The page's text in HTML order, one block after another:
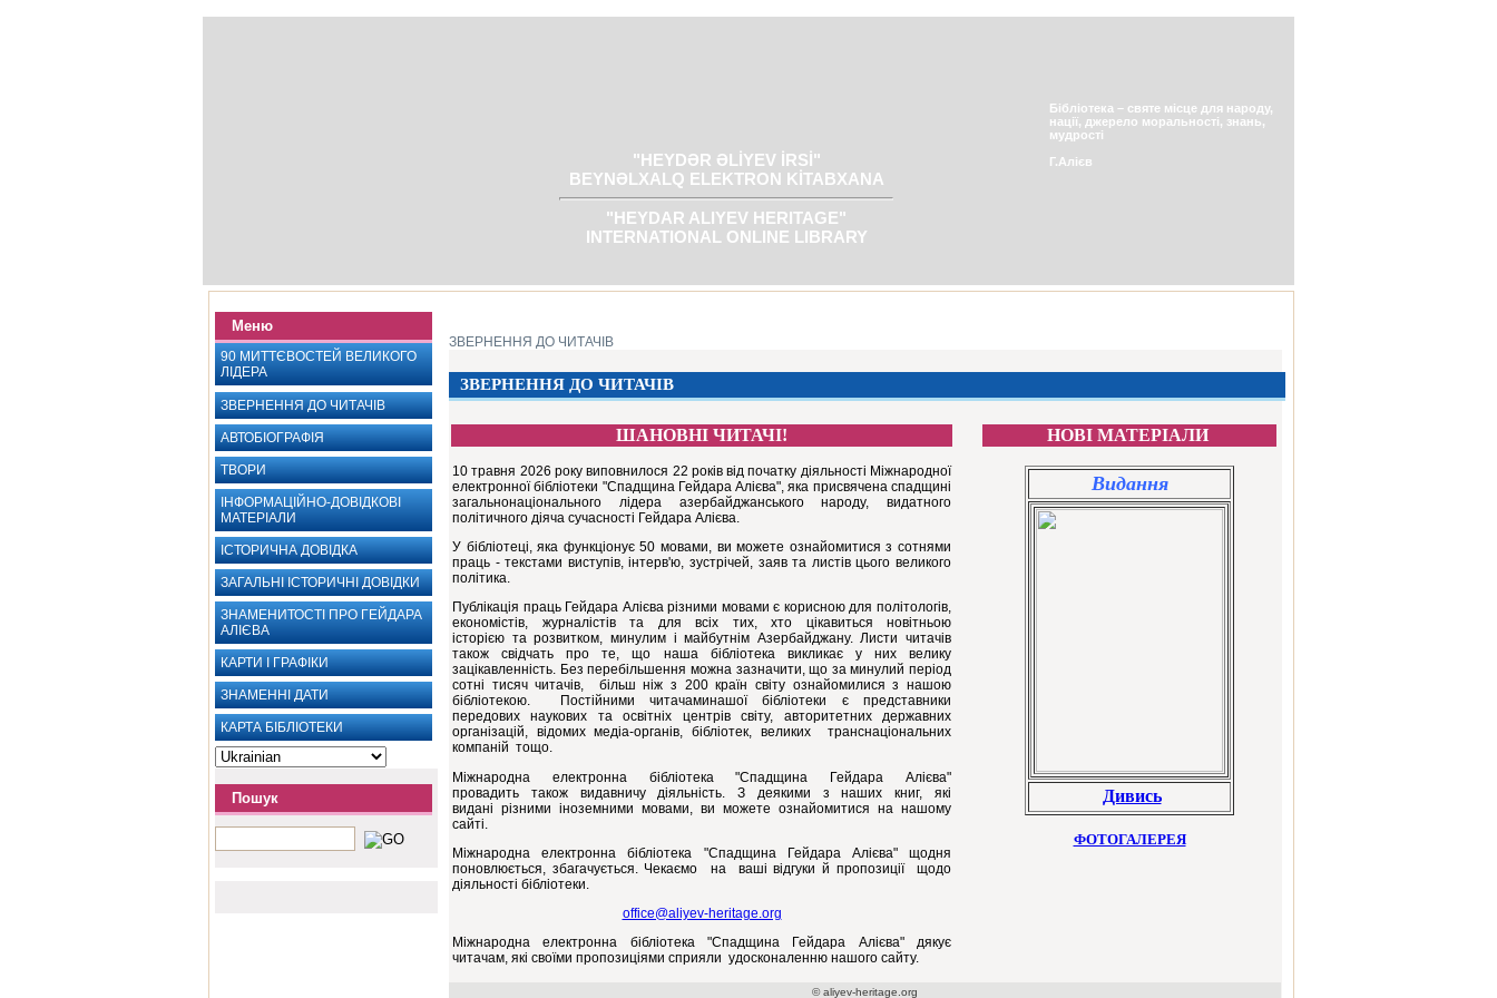
"HEYDƏR ƏLİYEV İRSİ"
BEYNƏLXALQ ELEKTRON KİTABXANA
"HEYDAR ALIYEV HERITAGE"
INTERNATIONAL ONLINE LIBRARY
Бібліотека – святе місце для народу,
нації, джерело моральності, знань,
мудрості
Г.Алієв
Меню
90 МИТТЄВОСТЕЙ ВЕЛИКОГО
ЛІДЕРА
ЗВЕРНЕННЯ ДО ЧИТАЧІВ
АВТОБІОГРАФІЯ ‎
ТВОРИ
ІНФОРМАЦІЙНО-ДОВІДКОВІ
МАТЕРІАЛИ
ІСТОРИЧНА ДОВІДКА
ЗАГАЛЬНI IСТОРИЧНI ДОВІДКИ
ЗНАМЕНИТОСТІ ПРО ГЕЙДАРА
АЛІЄВА
КАРТИ І ГРАФІКИ
ЗНАМЕННІ ДАТИ
КАРТА БІБЛІОТЕКИ
Пошук
ЗВЕРНЕННЯ ДО ЧИТАЧІВ
ЗВЕРНЕННЯ ДО ЧИТАЧІВ
ШАНОВНІ ЧИТАЧІ! НОВІ МАТЕРІАЛИ
10 травня 2026 року виповнилося 22 рокiв від початку діяльності Міжнародної
електронної бібліотеки "Спадщина Гейдара Алієва", яка присвячена спадщині
загальнонаціонального лідера азербайджанського народу, видатного
політичного діяча сучасності Гейдара Алієва.
У бібліотеці, яка функціонує 50 мовами, ви можете ознайомитися з сотнями
праць - текстами виступів, інтерв'ю, зустрічей, заяв та листів цього великого
політика.
Публікація праць Гейдара Алієва різними мовами є корисною для політологів,
економістів, журналістів та для всіх тих, хто цікавиться новітньою
історією та розвитком, минулим і майбутнім Азербайджану. Листи читачів
також свідчать про те, що наша бібліотека викликає у них велику
зацікавленність. Без перебільшення можна зазначити, що за минулий період
сотні тисяч читачів, більш ніж з 200 країн світу ознайомилися з нашою
бібліотекою. Постійними читачаминашої бібліотеки є представники
передових наукових та освітніх центрів світу, авторитетних державних
організацій, відомих медіа-органів, бібліотек, великих транснаціональних
компаній тощо.
Міжнародна електронна бібліотека "Спадщина Гейдара Алієва"
провадить також видавничу діяльність. З деякими з наших книг, які
видані різними іноземними мовами, ви можете ознайомитися на нашому
сайті.
Міжнародна електронна бібліотека "Спадщина Гейдара Алієва" щодня
поновлюється, збагачується. Чекаємо на ваші відгуки й пропозиції щодо
діяльності бібліотеки.
office@aliyev-heritage.org
Міжнародна електронна бібліотека "Спадщина Гейдара Алієва" дякує
читачам, які своїми пропозиціями сприяли удосконаленню нашого сайту.
Bидання
Дивись
ФОТОГАЛЕРЕЯ
© aliyev-heritage.org